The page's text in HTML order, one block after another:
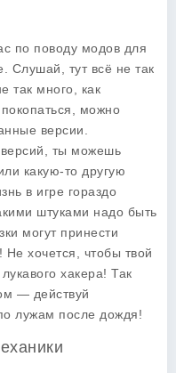
по поводу модов для
. Слушай, тут всё не так
так много, как
можно
версии.
версий, ты можешь
какую-то другую
в игре гораздо
штуками надо быть
могут принести
Не хочется, чтобы твой
хакера! Так
— действуй
лужам после дождя!